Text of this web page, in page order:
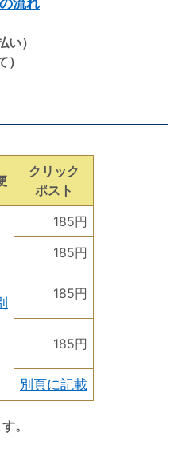
流れ
）
クリック
ポスト
185円
185円
185円
185円
別頁に記載
。